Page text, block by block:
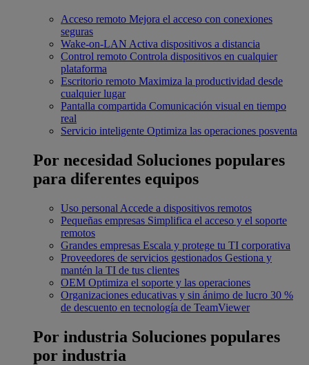
Acceso remoto Mejora el acceso con conexiones
seguras
Wake-on-LAN Activa dispositivos a distancia
Control remoto Controla dispositivos en cualquier
plataforma
Escritorio remoto Maximiza la productividad desde
cualquier lugar
Pantalla compartida Comunicación visual en tiempo
real
Servicio inteligente Optimiza las operaciones posventa
Por necesidad Soluciones populares
para diferentes equipos
Uso personal Accede a dispositivos remotos
Pequeñas empresas Simplifica el acceso y el soporte
remotos
Grandes empresas Escala y protege tu TI corporativa
Proveedores de servicios gestionados Gestiona y
mantén la TI de tus clientes
OEM Optimiza el soporte y las operaciones
Organizaciones educativas y sin ánimo de lucro 30 %
de descuento en tecnología de TeamViewer
Por industria Soluciones populares
por industria